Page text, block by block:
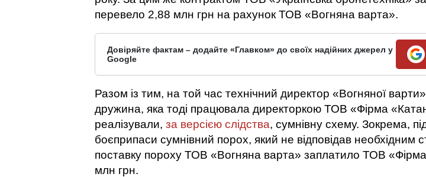
перевело 2,88 млн грн на рахунок ТОВ «Вогняна варта».
Довіряйте фактам – додайте «Главком» до своїх надійних джерел у
Google
Разом із тим, на той час технічний директор «Вогняної
дружина, яка тоді працювала директоркою ТОВ «Фірма
реалізували, за версією слідства, сумнівну схему. Зокрема,
боєприпаси сумнівний порох, який не відповідав необхідним
поставку пороху ТОВ «Вогняна варта» заплатило ТОВ
млн грн.